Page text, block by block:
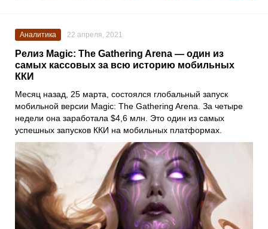
Аналитика 22 апреля, 2021
Релиз Magic: The Gathering Arena — один из
самых кассовых за всю историю мобильных
ККИ
Месяц назад, 25 марта, состоялся глобальный запуск
мобильной версии Magic: The Gathering Arena . За четыре
недели она заработала $4,6 млн. Это один из самых
успешных запусков ККИ на мобильных платформах.